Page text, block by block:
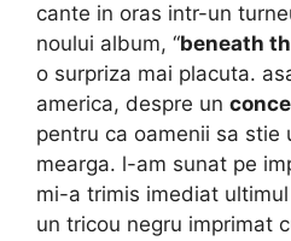
cante in oras intr-un
noului album, “beneath
o surpriza mai placuta.
america, despre un
pentru ca oamenii sa stie
mearga. l-am sunat pe
mi-a trimis imediat
un tricou negru imprimat